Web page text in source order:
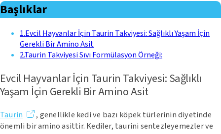
Başlıklar
1.Evcil Hayvanlar İçin Taurin Takviyesi: Sağlıklı Yaşam İçin
Gerekli Bir Amino Asit
2.Taurin Takviyesi Sıvı Formülasyon Örneği:
Evcil Hayvanlar İçin Taurin Takviyesi: Sağlıklı
Yaşam İçin Gerekli Bir Amino Asit
Taurin
, genellikle kedi ve bazı köpek türlerinin diyetinde
önemli bir amino asittir. Kediler, taurini sentezleyemezler ve